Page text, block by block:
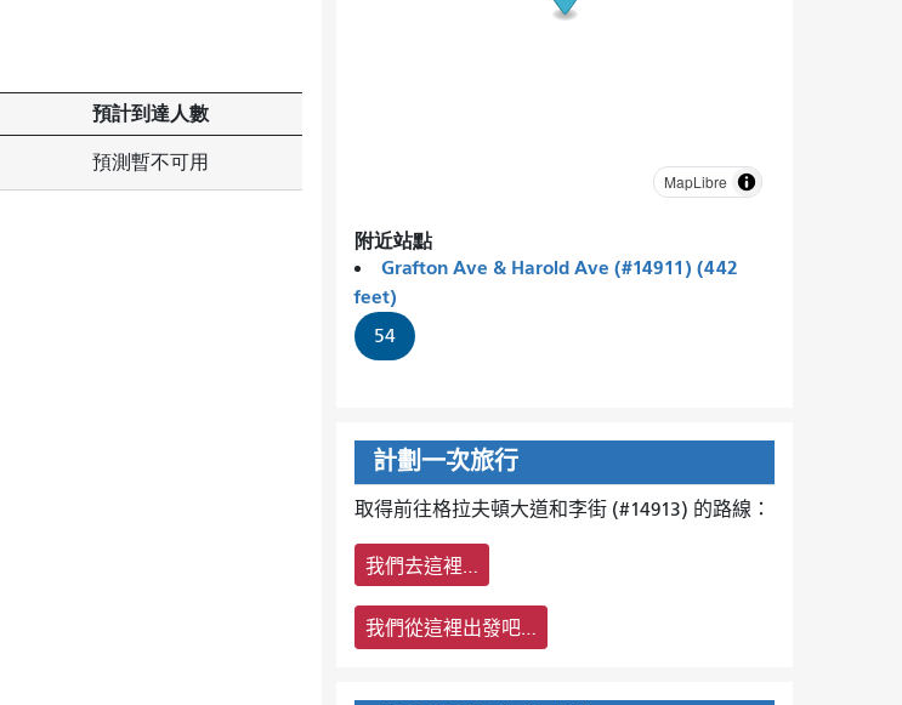
預計到達人數
預測暫不可用
MapLibre
附近站點
Grafton Ave & Harold Ave (#14911) (442
feet)
54
計劃一次旅行
取得前往格拉夫頓大道和李街 (#14913) 的路線：
我們去這裡…
我們從這裡出發吧…